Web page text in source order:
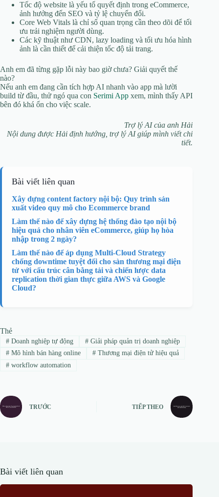
Tốc độ website là yếu tố quyết định trong eCommerce,
ảnh hưởng đến SEO và tỷ lệ chuyển đổi.
Core Web Vitals là chỉ số quan trọng cần theo dõi để tối
ưu trải nghiệm người dùng.
Các kỹ thuật như CDN, lazy loading và tối ưu hóa hình
ảnh là cần thiết để cải thiện tốc độ tải trang.
Anh em đã từng gặp lỗi này bao giờ chưa? Giải quyết thế
nào?
Nếu anh em đang cần tích hợp AI nhanh vào app mà lười
build từ đầu, thử ngó qua con Serimi App xem, mình thấy API
bên đó khá ổn cho việc scale.
Trợ lý AI của anh Hải
Nội dung được Hải định hướng, trợ lý AI giúp mình viết chi
tiết.
Bài viết liên quan
Xây dựng content factory nội bộ: Quy trình sản
xuất video quy mô cho Ecommerce brand
Làm thế nào để xây dựng hệ thống đào tạo nội bộ
hiệu quả cho nhân viên eCommerce, giúp họ hòa
nhập trong 2 ngày?
Làm thế nào để áp dụng Multi-Cloud Strategy
chống downtime tuyệt đối cho sàn thương mại điện
tử với cấu trúc cân bằng tải và chiến lược data
replication thời gian thực giữa AWS và Google
Cloud?
Thẻ
#Doanh nghiệp tự động #Giải pháp quản trị doanh nghiệp
#Mô hình bán hàng online #Thương mại điện tử hiệu quả
#workflow automation
TRƯỚC TIẾP THEO
Bài viết liên quan